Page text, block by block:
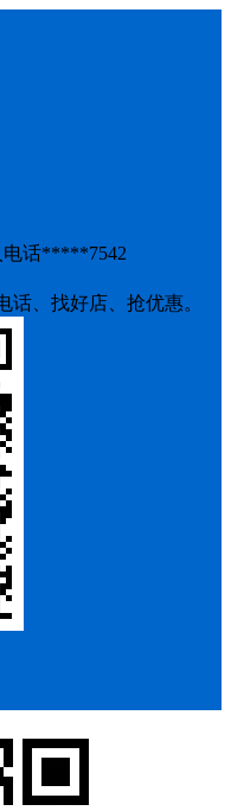
电话*****7542
、找好店、抢优惠。